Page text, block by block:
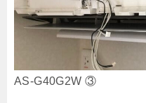
AS-G40G2W ③